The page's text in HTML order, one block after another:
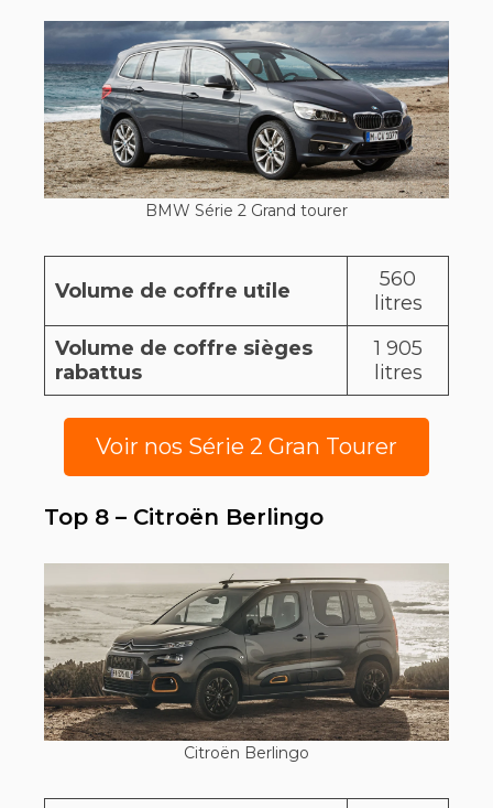
BMW Série 2 Grand tourer
Volume de coffre utile
560
litres
Volume de coffre sièges
rabattus
1 905
litres
Voir nos Série 2 Gran Tourer
Top 8 – Citroën Berlingo
Citroën Berlingo